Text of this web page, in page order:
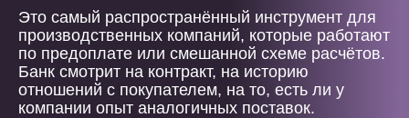
Это самый распространённый инструмент для
производственных компаний, которые работают
по предоплате или смешанной схеме расчётов.
Банк смотрит на контракт, на историю
отношений с покупателем, на то, есть ли у
компании опыт аналогичных поставок.